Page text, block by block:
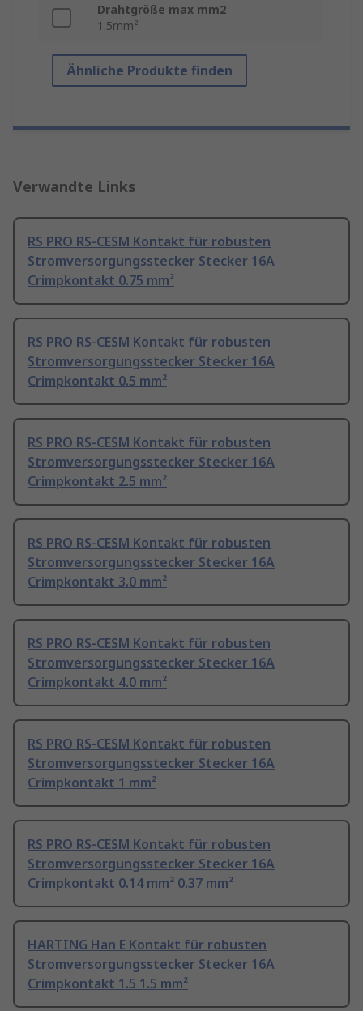
Drahtgröße max mm2
1.5mm²
Ähnliche Produkte finden
Verwandte Links
RS PRO RS-CESM Kontakt für robusten
Stromversorgungsstecker Stecker 16A
Crimpkontakt 0.75 mm²
RS PRO RS-CESM Kontakt für robusten
Stromversorgungsstecker Stecker 16A
Crimpkontakt 0.5 mm²
RS PRO RS-CESM Kontakt für robusten
Stromversorgungsstecker Stecker 16A
Crimpkontakt 2.5 mm²
RS PRO RS-CESM Kontakt für robusten
Stromversorgungsstecker Stecker 16A
Crimpkontakt 3.0 mm²
RS PRO RS-CESM Kontakt für robusten
Stromversorgungsstecker Stecker 16A
Crimpkontakt 4.0 mm²
RS PRO RS-CESM Kontakt für robusten
Stromversorgungsstecker Stecker 16A
Crimpkontakt 1 mm²
RS PRO RS-CESM Kontakt für robusten
Stromversorgungsstecker Stecker 16A
Crimpkontakt 0.14 mm² 0.37 mm²
HARTING Han E Kontakt für robusten
Stromversorgungsstecker Stecker 16A
Crimpkontakt 1.5 1.5 mm²